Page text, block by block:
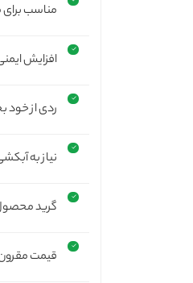
مناسب
افزایش
ردی از خود
نیاز به
گرید
قیمت